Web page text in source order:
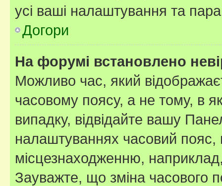
усі ваші налаштування та
Догори
На форумі встановлено
Можливо час, який
часовому поясу, а не тому, в
випадку, відвідайте вашу
налаштуваннях часовий пояс,
місцезнаходженню,
Зауважте, що зміна часового